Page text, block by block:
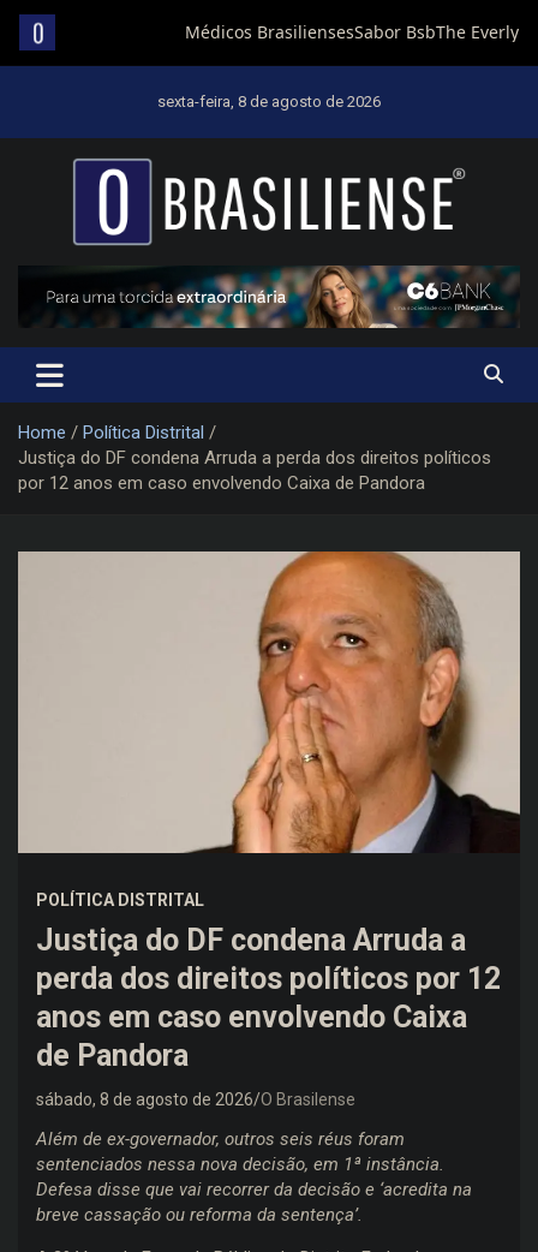
sexta-feira, 8 de agosto de 2026
Um diário de notícias que trabalha por Brasília
Home
Política Distrital
Justiça do DF condena Arruda a perda dos direitos políticos
por 12 anos em caso envolvendo Caixa de Pandora
POLÍTICA DISTRITAL
Justiça do DF condena Arruda a
perda dos direitos políticos por 12
anos em caso envolvendo Caixa
de Pandora
sábado, 8 de agosto de 2026 O Brasilense
Além de ex-governador, outros seis réus foram
sentenciados nessa nova decisão, em 1ª instância.
Defesa disse que vai recorrer da decisão e ‘acredita na
breve cassação ou reforma da sentença’.